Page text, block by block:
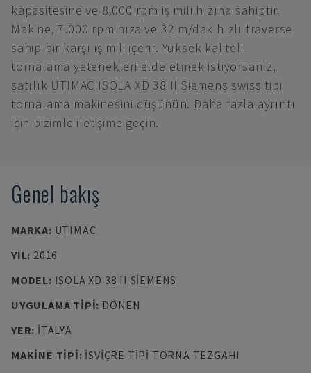
kapasitesine ve 8.000 rpm iş mili hızına sahiptir.
Makine, 7.000 rpm hıza ve 32 m/dak hızlı traverse
sahip bir karşı iş mili içerir. Yüksek kaliteli
tornalama yetenekleri elde etmek istiyorsanız,
satılık UTIMAC ISOLA XD 38 II Siemens swiss tipi
tornalama makinesini düşünün. Daha fazla ayrıntı
için bizimle iletişime geçin.
Genel bakış
MARKA: UTIMAC
YIL: 2016
MODEL: ISOLA XD 38 II SIEMENS
UYGULAMA TIPI: DÖNEN
YER: İTALYA
MAKINE TIPI: İSVIÇRE TIPI TORNA TEZGAHI